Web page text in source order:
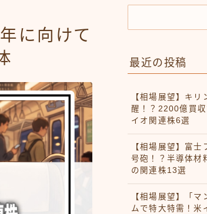
に向けて
最近の投稿
【相場展望】キ
醒！？2200億買
イオ関連株6選
【相場展望】富
号砲！？半導体材
の関連株13選
【相場展望】「
ムで特大特需！米